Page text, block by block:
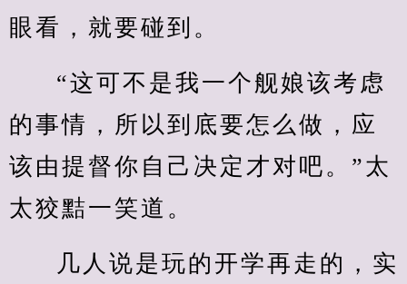
眼看，就要碰到。
“这可不是我一个舰娘该考虑
的事情，所以到底要怎么做，应
该由提督你自己决定才对吧。”太
太狡黠一笑道。
几人说是玩的开学再走的，实